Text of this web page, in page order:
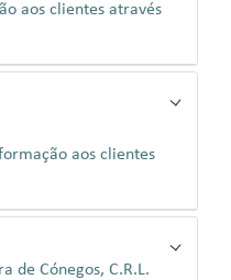
aos clientes através
aos clientes
de Cónegos, C.R.L.